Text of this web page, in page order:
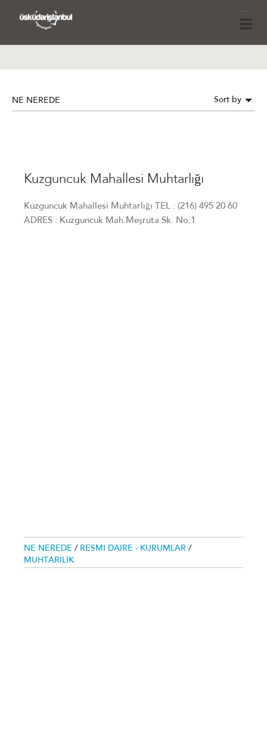
NE NEREDE Sort by
Kuzguncuk Mahallesi Muhtarlığı
Kuzguncuk Mahallesi Muhtarlığı TEL : (216) 495 20 60
ADRES : Kuzguncuk Mah.Meşruta Sk. No:1
NE NEREDE / RESMI DAIRE - KURUMLAR /
MUHTARILIK